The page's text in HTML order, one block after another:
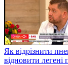
Як відрізнити
відновити легені